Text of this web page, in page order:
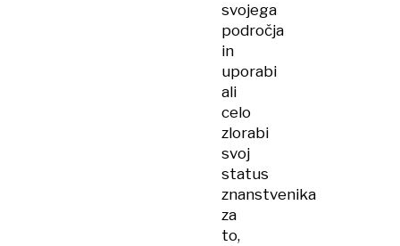
svojega
področja
in
uporabi
ali
celo
zlorabi
svoj
status
znanstvenika
za
to,